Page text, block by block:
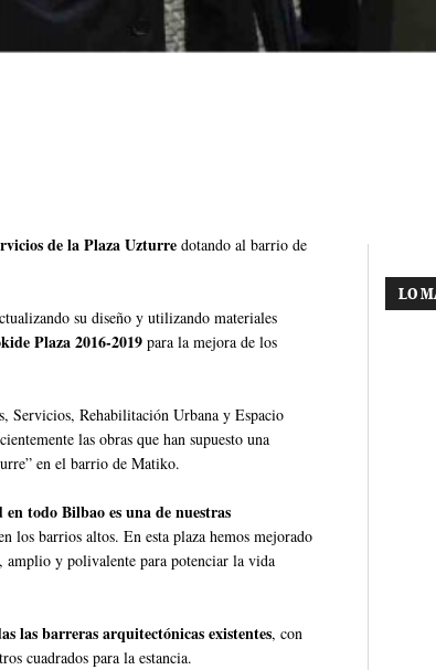
de la Plaza Uzturre dotando al barrio de
su diseño y utilizando materiales
Plaza 2016-2019 para la mejora de los
Servicios, Rehabilitación Urbana y Espacio
las obras que han supuesto una
en el barrio de Matiko.
en todo Bilbao es una de nuestras
los barrios altos. En esta plaza hemos mejorado
amplio y polivalente para potenciar la vida
las barreras arquitectónicas existentes, con
cuadrados para la estancia.
LO